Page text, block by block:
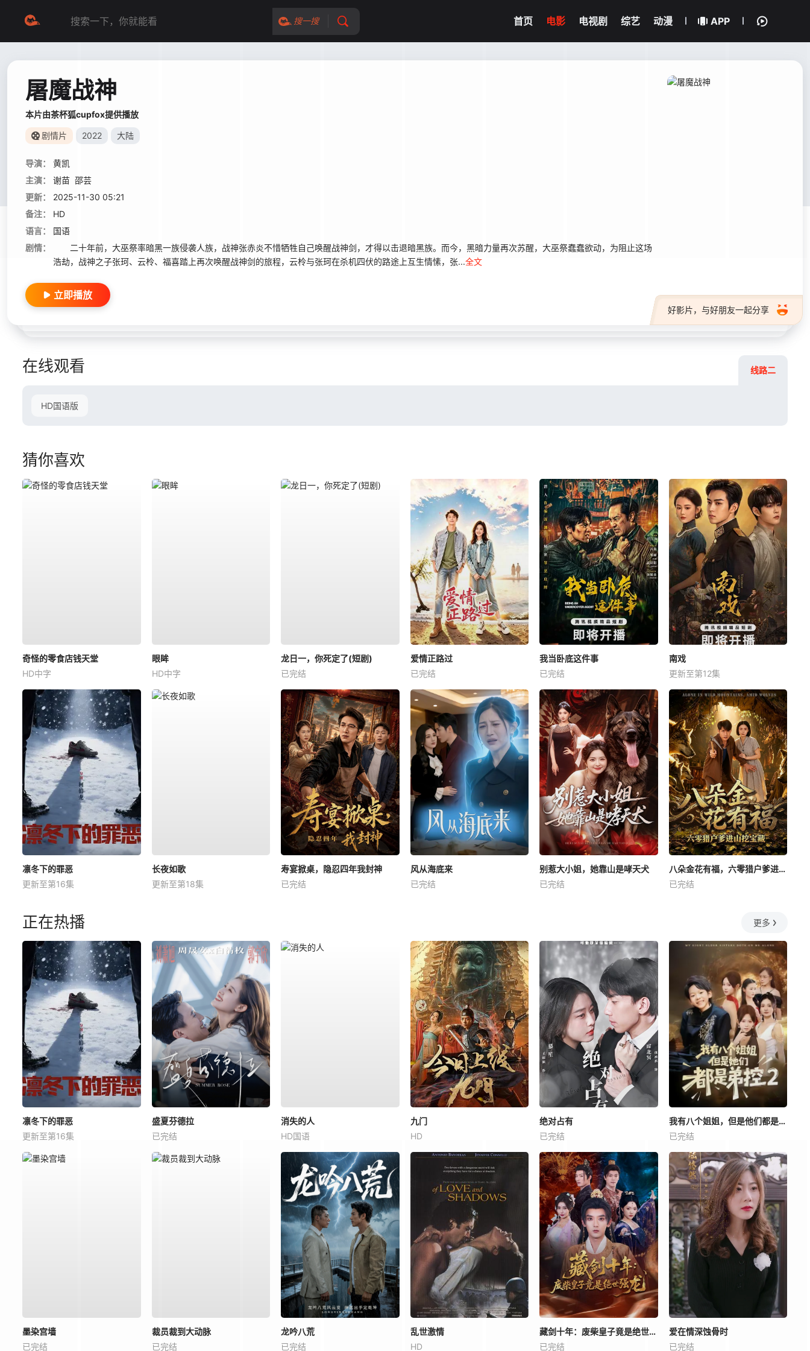
搜一搜 首页 电影 电视剧 综艺 动漫 APP
屠魔战神
本片由茶杯狐cupfox提供播放
剧情片 2022 大陆
导演：
黄凯
主演：
谢苗 邵芸
更新：
2025-11-30 05:21
备注：
HD
语言：
国语
剧情：
二十年前，大巫祭率暗黑一族侵袭人族，战神张赤炎不惜牺牲自己唤醒战神剑，才得以击退暗黑族。而今，黑暗力量再次苏醒，大巫祭蠢蠢欲动，为阻止这场
浩劫，战神之子张珂、云柃、福喜踏上再次唤醒战神剑的旅程，云柃与张珂在杀机四伏的路途上互生情愫，张...全文
好影片，与好朋友一起分享
立即播放
在线观看 线路二
HD国语版
猜你喜欢
奇怪的零食店钱天堂
HD中字
眼眸
HD中字
龙日一，你死定了(短剧)
已完结
爱情正路过
已完结
我当卧底这件事
已完结
南戏
更新至第12集
凛冬下的罪恶
更新至第16集
长夜如歌
更新至第18集
寿宴掀桌，隐忍四年我封神
已完结
风从海底来
已完结
别惹大小姐，她靠山是哮天犬
已完结
八朵金花有福，六零猎户爹进山挖宝藏
已完结
正在热播 更多
凛冬下的罪恶
更新至第16集
盛夏芬德拉
已完结
消失的人
HD国语
九门
HD
绝对占有
已完结
我有八个姐姐，但是他们都是弟控2
已完结
墨染宫墙
已完结
裁员裁到大动脉
已完结
龙吟八荒
已完结
乱世激情
HD
藏剑十年：废柴皇子竟是绝世强龙
已完结
爱在情深蚀骨时
已完结